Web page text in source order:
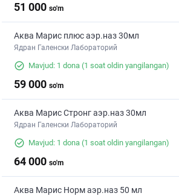
51 000 so'm
Аква Марис плюс аэр.наз 30мл
Ядран Галенски Лабораторий
Mavjud: 1 dona (1 soat oldin yangilangan)
59 000 so'm
Аква Марис Стронг аэр.наз 30мл
Ядран Галенски Лабораторий
Mavjud: 1 dona (1 soat oldin yangilangan)
64 000 so'm
Аква Марис Норм аэр.наз 50 мл